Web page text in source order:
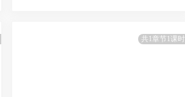
共1章节1课时